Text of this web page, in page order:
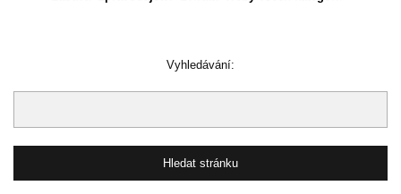
Vyhledávání: